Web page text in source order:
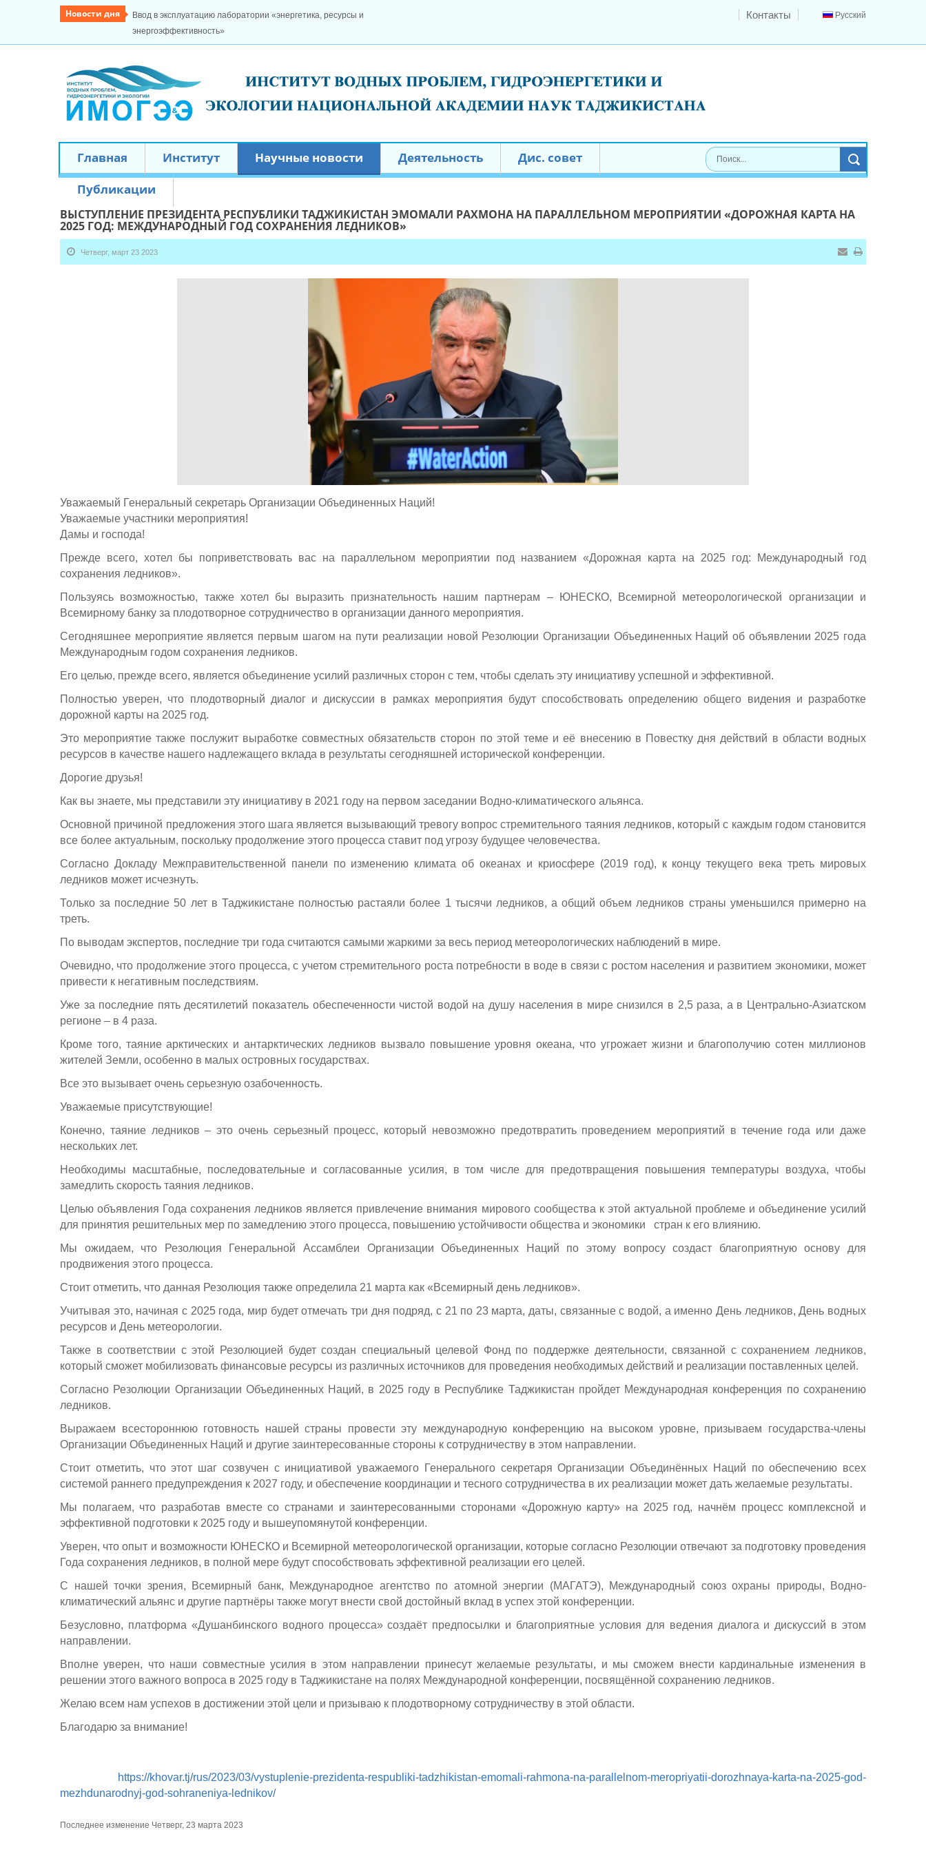
Новости дня
Ввод в эксплуатацию лаборатории «энергетика, ресурсы и
энергоэффективность»
Русский
Контакты
Главная Институт Научные новости Деятельность
Дис. совет
Публикации
ВЫСТУПЛЕНИЕ ПРЕЗИДЕНТА РЕСПУБЛИКИ ТАДЖИКИСТАН ЭМОМАЛИ РАХМОНА НА ПАРАЛЛЕЛЬНОМ МЕРОПРИЯТИИ «ДОРОЖНАЯ КАРТА НА
2025 ГОД: МЕЖДУНАРОДНЫЙ ГОД СОХРАНЕНИЯ ЛЕДНИКОВ»
Четверг, март 23 2023
Уважаемый Генеральный секретарь Организации Объединенных Наций!
Уважаемые участники мероприятия!
Дамы и господа!
Прежде всего, хотел бы поприветствовать вас на параллельном мероприятии под названием «Дорожная карта на 2025 год: Международный год
сохранения ледников».
Пользуясь возможностью, также хотел бы выразить признательность нашим партнерам – ЮНЕСКО, Всемирной метеорологической организации и
Всемирному банку за плодотворное сотрудничество в организации данного мероприятия.
Сегодняшнее мероприятие является первым шагом на пути реализации новой Резолюции Организации Объединенных Наций об объявлении 2025 года
Международным годом сохранения ледников.
Его целью, прежде всего, является объединение усилий различных сторон с тем, чтобы сделать эту инициативу успешной и эффективной.
Полностью уверен, что плодотворный диалог и дискуссии в рамках мероприятия будут способствовать определению общего видения и разработке
дорожной карты на 2025 год.
Это мероприятие также послужит выработке совместных обязательств сторон по этой теме и её внесению в Повестку дня действий в области водных
ресурсов в качестве нашего надлежащего вклада в результаты сегодняшней исторической конференции.
Дорогие друзья!
Как вы знаете, мы представили эту инициативу в 2021 году на первом заседании Водно-климатического альянса.
Основной причиной предложения этого шага является вызывающий тревогу вопрос стремительного таяния ледников, который с каждым годом становится
все более актуальным, поскольку продолжение этого процесса ставит под угрозу будущее человечества.
Согласно Докладу Межправительственной панели по изменению климата об океанах и криосфере (2019 год), к концу текущего века треть мировых
ледников может исчезнуть.
Только за последние 50 лет в Таджикистане полностью растаяли более 1 тысячи ледников, а общий объем ледников страны уменьшился примерно на
треть.
По выводам экспертов, последние три года считаются самыми жаркими за весь период метеорологических наблюдений в мире.
Очевидно, что продолжение этого процесса, с учетом стремительного роста потребности в воде в связи с ростом населения и развитием экономики, может
привести к негативным последствиям.
Уже за последние пять десятилетий показатель обеспеченности чистой водой на душу населения в мире снизился в 2,5 раза, а в Центрально-Азиатском
регионе – в 4 раза.
Кроме того, таяние арктических и антарктических ледников вызвало повышение уровня океана, что угрожает жизни и благополучию сотен миллионов
жителей Земли, особенно в малых островных государствах.
Все это вызывает очень серьезную озабоченность.
Уважаемые присутствующие!
Конечно, таяние ледников – это очень серьезный процесс, который невозможно предотвратить проведением мероприятий в течение года или даже
нескольких лет.
Необходимы масштабные, последовательные и согласованные усилия, в том числе для предотвращения повышения температуры воздуха, чтобы
замедлить скорость таяния ледников.
Целью объявления Года сохранения ледников является привлечение внимания мирового сообщества к этой актуальной проблеме и объединение усилий
для принятия решительных мер по замедлению этого процесса, повышению устойчивости общества и экономики стран к его влиянию.
Мы ожидаем, что Резолюция Генеральной Ассамблеи Организации Объединенных Наций по этому вопросу создаст благоприятную основу для
продвижения этого процесса.
Стоит отметить, что данная Резолюция также определила 21 марта как «Всемирный день ледников».
Учитывая это, начиная с 2025 года, мир будет отмечать три дня подряд, с 21 по 23 марта, даты, связанные с водой, а именно День ледников, День водных
ресурсов и День метеорологии.
Также в соответствии с этой Резолюцией будет создан специальный целевой Фонд по поддержке деятельности, связанной с сохранением ледников,
который сможет мобилизовать финансовые ресурсы из различных источников для проведения необходимых действий и реализации поставленных целей.
Согласно Резолюции Организации Объединенных Наций, в 2025 году в Республике Таджикистан пройдет Международная конференция по сохранению
ледников.
Выражаем всестороннюю готовность нашей страны провести эту международную конференцию на высоком уровне, призываем государства-члены
Организации Объединенных Наций и другие заинтересованные стороны к сотрудничеству в этом направлении.
Стоит отметить, что этот шаг созвучен с инициативой уважаемого Генерального секретаря Организации Объединённых Наций по обеспечению всех
системой раннего предупреждения к 2027 году, и обеспечение координации и тесного сотрудничества в их реализации может дать желаемые результаты.
Мы полагаем, что разработав вместе со странами и заинтересованными сторонами «Дорожную карту» на 2025 год, начнём процесс комплексной и
эффективной подготовки к 2025 году и вышеупомянутой конференции.
Уверен, что опыт и возможности ЮНЕСКО и Всемирной метеорологической организации, которые согласно Резолюции отвечают за подготовку проведения
Года сохранения ледников, в полной мере будут способствовать эффективной реализации его целей.
С нашей точки зрения, Всемирный банк, Международное агентство по атомной энергии (МАГАТЭ), Международный союз охраны природы, Водно-
климатический альянс и другие партнёры также могут внести свой достойный вклад в успех этой конференции.
Безусловно, платформа «Душанбинского водного процесса» создаёт предпосылки и благоприятные условия для ведения диалога и дискуссий в этом
направлении.
Вполне уверен, что наши совместные усилия в этом направлении принесут желаемые результаты, и мы сможем внести кардинальные изменения в
решении этого важного вопроса в 2025 году в Таджикистане на полях Международной конференции, посвящённой сохранению ледников.
Желаю всем нам успехов в достижении этой цели и призываю к плодотворному сотрудничеству в этой области.
Благодарю за внимание!
https://khovar.tj/rus/2023/03/vystuplenie-prezidenta-respubliki-tadzhikistan-emomali-rahmona-na-parallelnom-meropriyatii-dorozhnaya-karta-na-2025-god-
mezhdunarodnyj-god-sohraneniya-lednikov/
Последнее изменение Четверг, 23 марта 2023